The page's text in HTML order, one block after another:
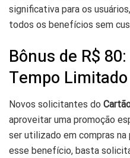
significativa para os
todos os benefícios sem
Bônus de R$
Tempo Limitado
Novos solicitantes do
aproveitar uma promoção
ser utilizado em compras
esse benefício, basta